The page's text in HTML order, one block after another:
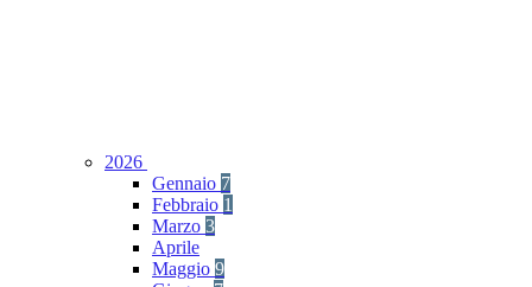
2026
Gennaio 7
Febbraio 1
Marzo 3
Aprile
Maggio 9